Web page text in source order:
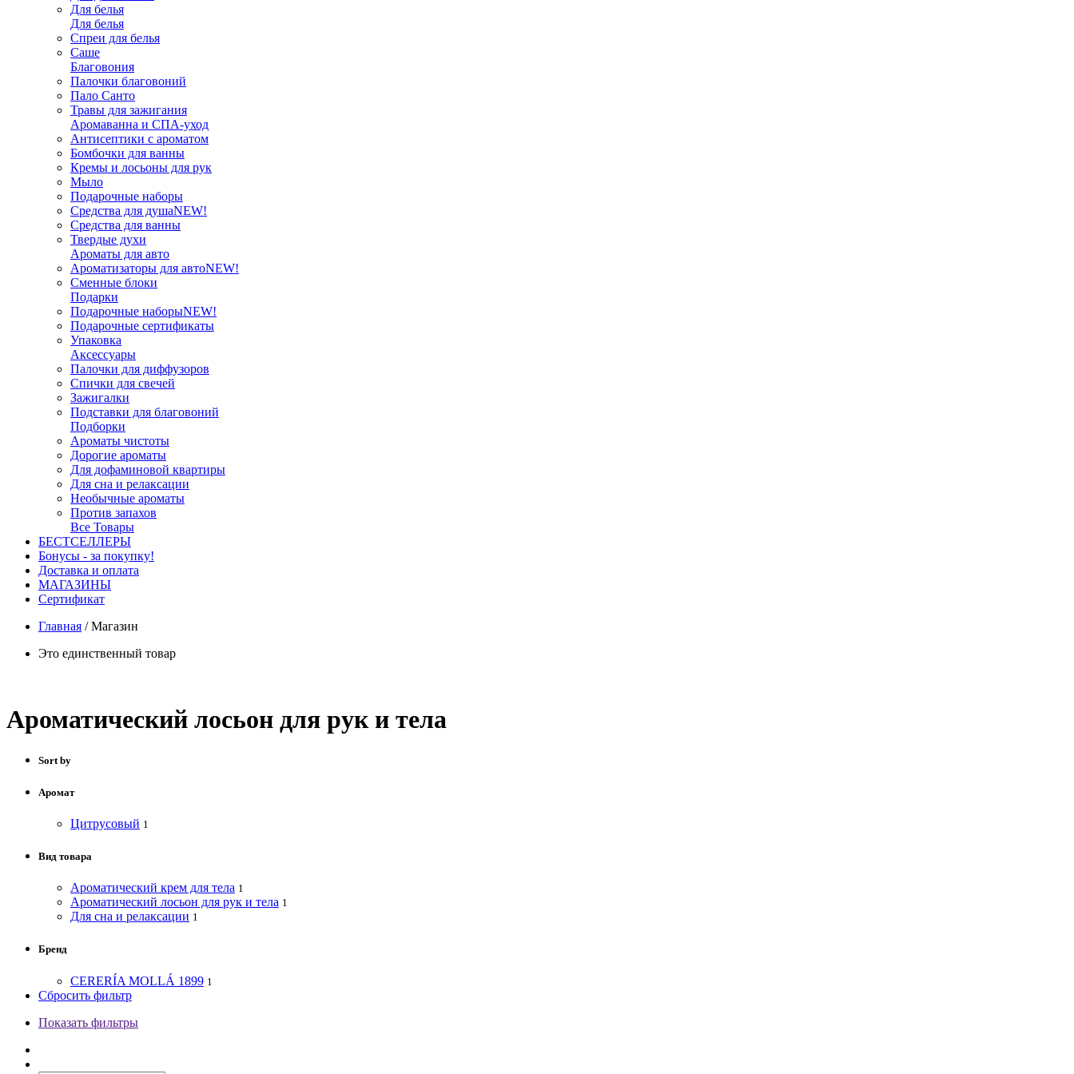
Для белья
Для белья
Спреи для белья
Саше
Благовония
Палочки благовоний
Пало Санто
Травы для зажигания
Аромаванна и СПА-уход
Антисептики с ароматом
Бомбочки для ванны
Кремы и лосьоны для рук
Мыло
Подарочные наборы
Средства для душаNEW!
Средства для ванны
Твердые духи
Ароматы для авто
Ароматизаторы для автоNEW!
Сменные блоки
Подарки
Подарочные наборыNEW!
Подарочные сертификаты
Упаковка
Аксессуары
Палочки для диффузоров
Спички для свечей
Зажигалки
Подставки для благовоний
Подборки
Ароматы чистоты
Дорогие ароматы
Для дофаминовой квартиры
Для сна и релаксации
Необычные ароматы
Против запахов
Все Товары
БЕСТСЕЛЛЕРЫ
Бонусы - за покупку!
Доставка и оплата
МАГАЗИНЫ
Cертификат
Главная /Магазин
Это единственный товар
Ароматический лосьон для рук и тела
Sort by
Аромат
Цитрусовый 1
Вид товара
Ароматический крем для тела 1
Ароматический лосьон для рук и тела 1
Для сна и релаксации 1
Бренд
CERERÍA MOLLÁ 1899 1
Сбросить фильтр
Показать фильтры